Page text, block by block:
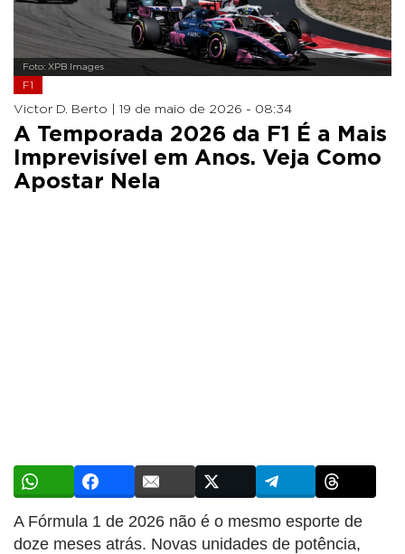
Foto: XPB Images
F1
Victor D. Berto | 19 de maio de 2026 - 08:34
A Temporada 2026 da F1 É a Mais
Imprevisível em Anos. Veja Como
Apostar Nela
A Fórmula 1 de 2026 não é o mesmo esporte de
doze meses atrás. Novas unidades de potência,